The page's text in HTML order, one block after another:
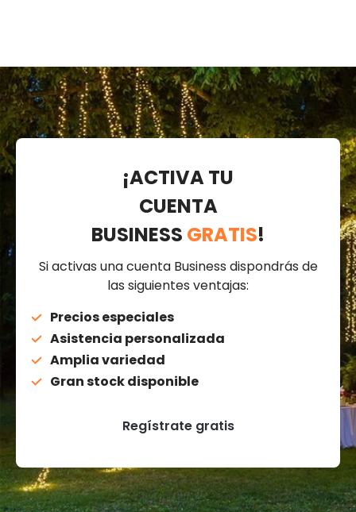
¡ACTIVA TU
CUENTA
BUSINESS GRATIS!
Si activas una cuenta Business dispondrás de
las siguientes ventajas:
Precios especiales
Asistencia personalizada
Amplia variedad
Gran stock disponible
Regístrate gratis